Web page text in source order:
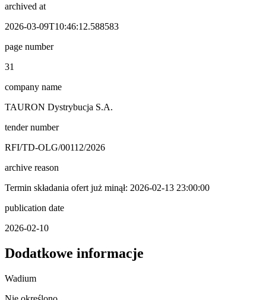
archived at
2026-03-09T10:46:12.588583
page number
31
company name
TAURON Dystrybucja S.A.
tender number
RFI/TD-OLG/00112/2026
archive reason
Termin składania ofert już minął: 2026-02-13 23:00:00
publication date
2026-02-10
Dodatkowe informacje
Wadium